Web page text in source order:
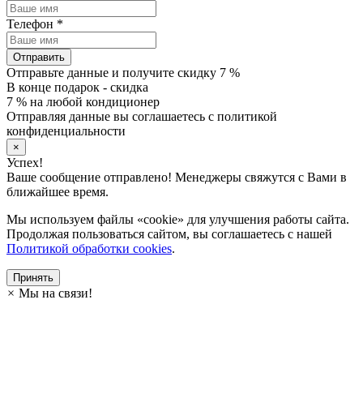
Телефон *
Отправить
Отправьте данные и получите скидку 7 %
В конце подарок - скидка
7 % на любой кондиционер
Отправляя данные вы соглашаетесь с политикой
конфиденциальности
×
Успех!
Ваше сообщение отправлено! Менеджеры свяжутся с Вами в
ближайшее время.
Мы используем файлы «cookie» для улучшения работы сайта.
Продолжая пользоваться сайтом, вы соглашаетесь с нашей
Политикой обработки cookies.
Принять
× Мы на связи!